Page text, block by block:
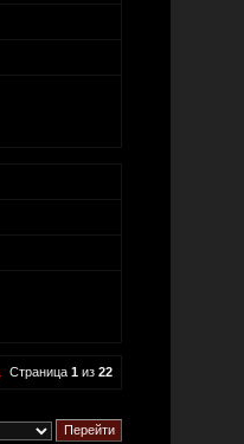
Страница 1 из 22